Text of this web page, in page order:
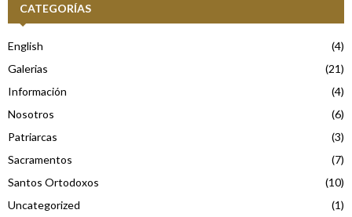
CATEGORÍAS
English
(4)
Galerias
(21)
Información
(4)
Nosotros
(6)
Patriarcas
(3)
Sacramentos
(7)
Santos Ortodoxos
(10)
Uncategorized
(1)